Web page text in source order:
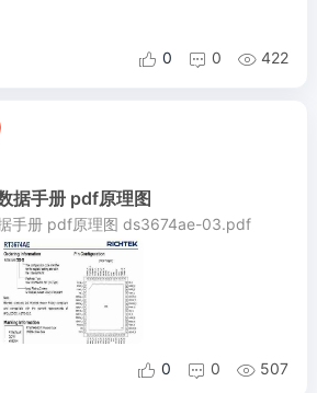
 0  0  422
据手册 pdf原理图
手册 pdf原理图 ds3674ae-03.pdf
 0  0  507